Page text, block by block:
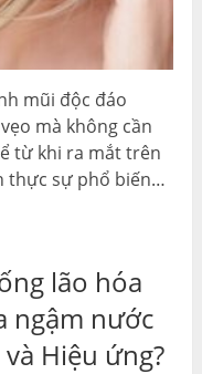
mũi độc đáo
mà không cần
từ khi ra mắt trên
thực sự phổ biến…
lão hóa
ngậm nước
Hiệu ứng?